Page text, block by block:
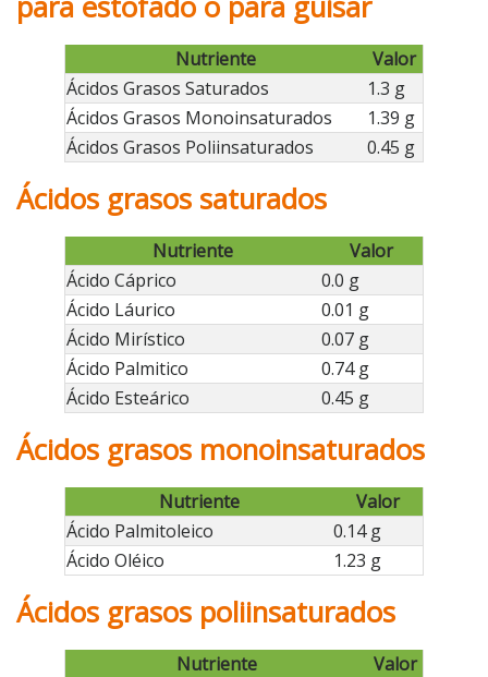
Nutriente
Valor
Ácidos Grasos Saturados
1.3 g
Ácidos Grasos Monoinsaturados
1.39 g
Ácidos Grasos Poliinsaturados
0.45 g
Ácidos grasos saturados
Nutriente
Valor
Ácido Cáprico
0.0 g
Ácido Láurico
0.01 g
Ácido Mirístico
0.07 g
Ácido Palmitico
0.74 g
Ácido Esteárico
0.45 g
Ácidos grasos monoinsaturados
Nutriente
Valor
Ácido Palmitoleico
0.14 g
Ácido Oléico
1.23 g
Ácidos grasos poliinsaturados
Nutriente
Valor